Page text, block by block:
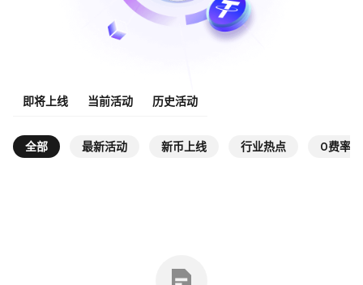
即将上线 当前活动 历史活动
全部 最新活动 新币上线 行业热点 0费率